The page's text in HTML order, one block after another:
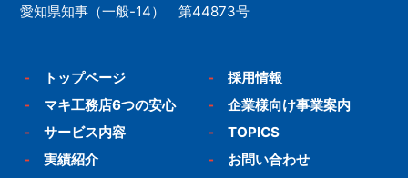
愛知県知事（一般-14） 第44873号
-
トップページ
-
マキ工務店6つの安心
-
サービス内容
-
実績紹介
-
採用情報
-
企業様向け事業案内
-
TOPICS
-
お問い合わせ